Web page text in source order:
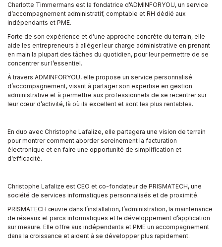
Charlotte Timmermans est la fondatrice d’ADMINFORYOU, un service
d’accompagnement administratif, comptable et RH dédié aux
indépendants et PME.
Forte de son expérience et d’une approche concrète du terrain, elle
aide les entrepreneurs à alléger leur charge administrative en prenant
en main la plupart des tâches du quotidien, pour leur permettre de se
concentrer sur l’essentiel.
À travers ADMINFORYOU, elle propose un service personnalisé
d’accompagnement, visant à partager son expertise en gestion
administrative et à permettre aux professionnels de se recentrer sur
leur cœur d’activité, là où ils excellent et sont les plus rentables.
En duo avec Christophe Lafalize, elle partagera une vision de terrain
pour montrer comment aborder sereinement la facturation
électronique et en faire une opportunité de simplification et
d’efficacité.
Christophe Lafalize est CEO et co-fondateur de PRISMATECH, une
société de services informatiques personnalisés et de proximité.
PRISMATECH œuvre dans l’installation, l’administration, la maintenance
de réseaux et parcs informatiques et le développement d’application
sur mesure. Elle offre aux indépendants et PME un accompagnement
dans la croissance et aident à se développer plus rapidement.